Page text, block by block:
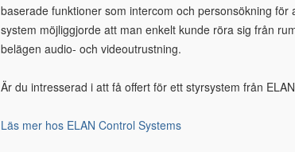
baserade funktioner som intercom och personsökning
system möjliggjorde att man enkelt kunde röra sig från
belägen audio- och videoutrustning.
Är du intresserad i att få offert för ett styrsystem från
Läs mer hos ELAN Control Systems